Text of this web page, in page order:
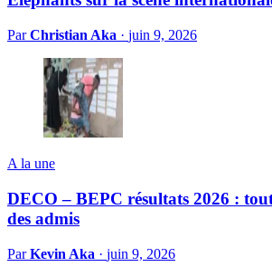
ParChristian Aka · juin 9, 2026
A la une
DECO – BEPC résultats 2026 :
des admis
ParKevin Aka · juin 9, 2026